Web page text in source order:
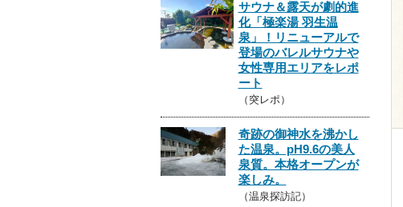
サウナ＆露天が劇的進
化「極楽湯 羽生温
泉」！リニューアルで
登場のバレルサウナや
女性専用エリアをレポ
ート
（突レポ）
奇跡の御神水を沸かし
た温泉。pH9.6の美人
泉質。本格オープンが
楽しみ。
（温泉探訪記）